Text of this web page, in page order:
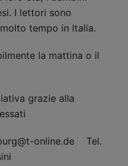
I lettori sono
tempo in Italia.
la mattina o il
grazie alla
online.de Tel.